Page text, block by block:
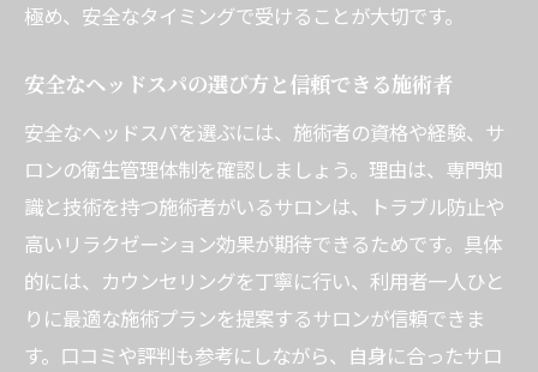
極め、安全なタイミングで受けることが大切です。
安全なヘッドスパの選び方と信頼できる施術者
安全なヘッドスパを選ぶには、施術者の資格や経験、サ
ロンの衛生管理体制を確認しましょう。理由は、専門知
識と技術を持つ施術者がいるサロンは、トラブル防止や
高いリラクゼーション効果が期待できるためです。具体
的には、カウンセリングを丁寧に行い、利用者一人ひと
りに最適な施術プランを提案するサロンが信頼できま
す。口コミや評判も参考にしながら、自身に合ったサロ